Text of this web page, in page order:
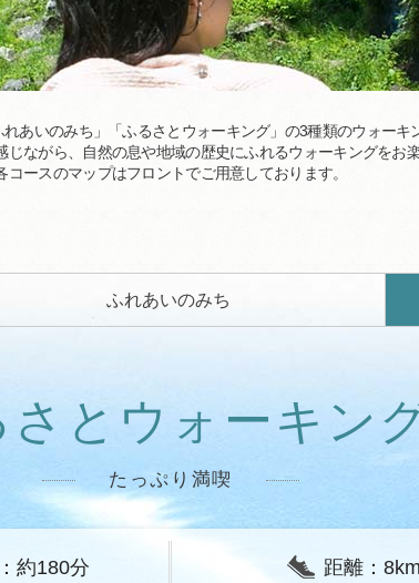
あいのみち」「ふるさとウォーキング」の3種類のウォーキ
じながら、自然の息や地域の歴史にふれるウォーキングをお
コースのマップはフロントでご用意しております。
ふれあいのみち
とウォーキン
たっぷり満喫
約180分 距離：